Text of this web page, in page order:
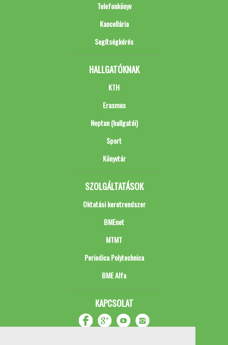
Telefonkönyv
Kancellária
Segítségkérés
HALLGATÓKNAK
KTH
Erasmus
Neptun (hallgatói)
Sport
Könyvtár
SZOLGÁLTATÁSOK
Oktatási keretrendszer
BMEnet
MTMT
Periodica Polytechnica
BME Alfa
KAPCSOLAT